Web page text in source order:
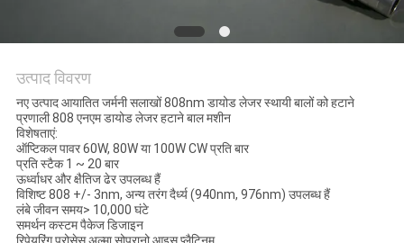
उत्पाद विवरण
नए उत्पाद आयातित जर्मनी सलाखों 808nm डायोड लेजर स्थायी बालों को हटाने
प्रणाली 808 एनएम डायोड लेजर हटाने बाल मशीन
विशेषताएं:
ऑप्टिकल पावर 60W, 80W या 100W CW प्रति बार
प्रति स्टैक 1 ~ 20 बार
ऊर्ध्वाधर और क्षैतिज ढेर उपलब्ध हैं
विशिष्ट 808 +/- 3nm, अन्य तरंग दैर्ध्य (940nm, 976nm) उपलब्ध हैं
लंबे जीवन समय> 10,000 घंटे
समर्थन कस्टम पैकेज डिजाइन